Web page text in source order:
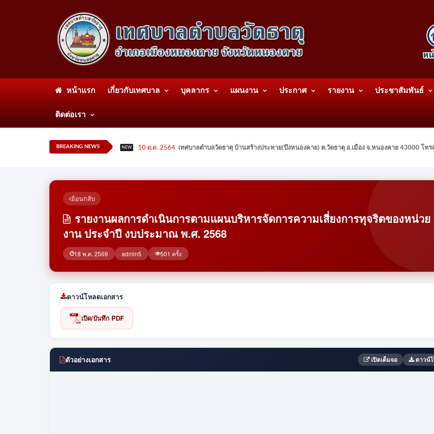
หน้าแรก เกี่ยวกับเทศบาล บุคลากร แผนงาน ประกาศ รายงาน ประชาสัมพันธ์
ติดต่อเรา
BREAKING NEWS NEW 10 ต.ค. 2564 เทศบาลตำบลวัดธาตุ บ้านสร้างประทาย(บึงหนองคาย) ต.วัดธาตุ อ.เมือง จ.หนองคาย 43000 โ
ย้อนกลับ
รายงานผลการดำเนินการตามแผนบริหารจัดการความเสี่ยงการทุจริตของหน่วย
งาน ประจำปี งบประมาณ พ.ศ. 2568
18 พ.ค. 2569 admin5 501 ครั้ง
ดาวน์โหลดเอกสาร
เปิด/บันทึก PDF
ตัวอย่างเอกสาร เปิดเต็มจอ ดาวน์